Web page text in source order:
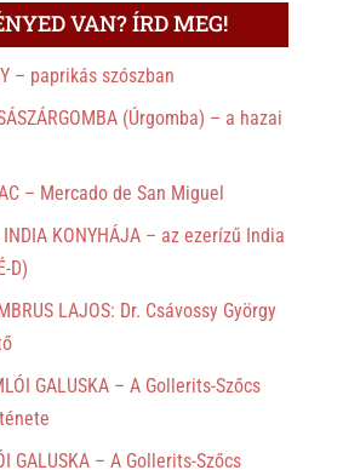
VAN? ÍRD MEG!
– paprikás szószban
(Úrgomba) – a hazai
– Mercado de San Miguel
INDIA KONYHÁJA – az ezerízű India
D)
LAJOS: Dr. Csávossy György
GALUSKA – A Gollerits-Szőcs
GALUSKA – A Gollerits-Szőcs